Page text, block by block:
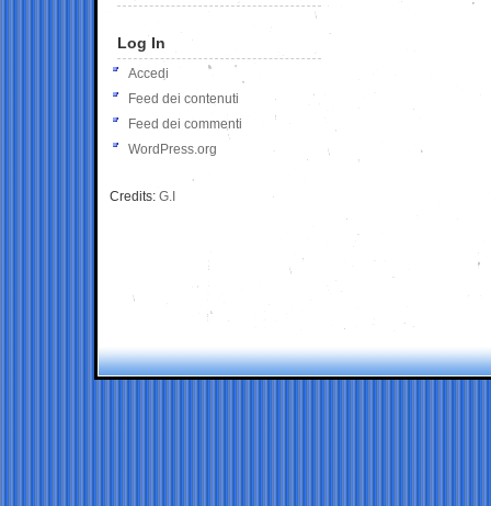
Log In
Accedi
Feed dei contenuti
Feed dei commenti
WordPress.org
Credits: G.I